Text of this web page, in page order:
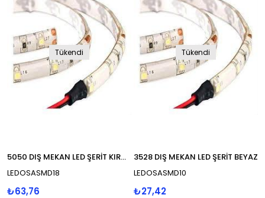
Tükendi
5050 DIŞ MEKAN LED ŞERİT KIRMIZI
LEDOSASMD18
₺63,76
Tükendi
3528 DIŞ MEKAN LED ŞERİT BEYAZ
LEDOSASMD10
₺27,42